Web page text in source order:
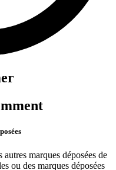
marques déposées de
ou des marques déposées